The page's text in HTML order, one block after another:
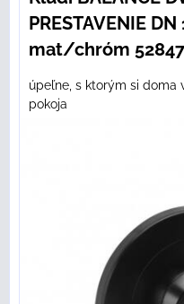
PRESTAVENIE
mat/chróm
úpeľne, s ktorým si doma
pokoja